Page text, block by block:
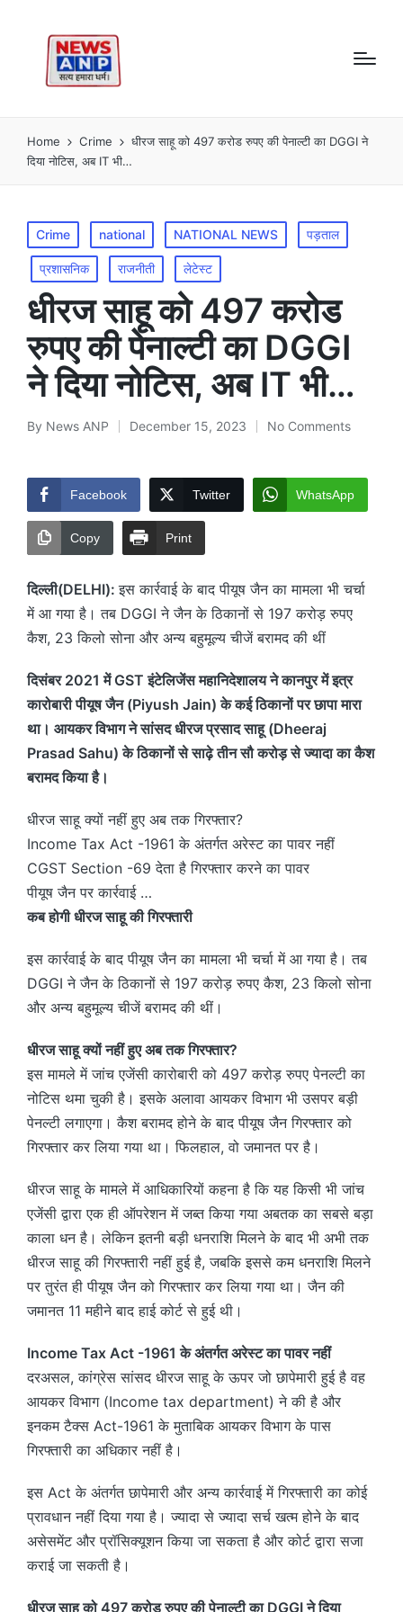
Home Crime
धीरज साहू को 497 करोड रुपए की पेनाल्टी का DGGI ने
दिया नोटिस, अब IT भी…
Posted
in
Crime national NATIONAL NEWS पड़ताल
प्रशासनिक राजनीती लेटेस्ट
धीरज साहू को 497 करोड
रुपए की पेनाल्टी का DGGI
ने दिया नोटिस, अब IT भी…
Posted
By News ANP December 15, 2023 No Comments
Facebook Twitter WhatsApp
Copy Print
दिल्ली(DELHI):इस कार्रवाई के बाद पीयूष जैन का मामला भी चर्चा
में आ गया है। तब DGGI ने जैन के ठिकानों से 197 करोड़ रुपए
कैश, 23 किलो सोना और अन्य बहुमूल्य चीजें बरामद की थीं
दिसंबर 2021 में GST इंटेलिजेंस महानिदेशालय ने कानपुर में इत्र
कारोबारी पीयूष जैन (Piyush Jain) के कई ठिकानों पर छापा मारा
था। आयकर विभाग ने सांसद धीरज प्रसाद साहू (Dheeraj
Prasad Sahu) के ठिकानों से साढ़े तीन सौ करोड़ से ज्यादा का कैश
बरामद किया है।
धीरज साहू क्यों नहीं हुए अब तक गिरफ्तार?
Income Tax Act -1961 के अंतर्गत अरेस्ट का पावर नहीं
CGST Section -69 देता है गिरफ्तार करने का पावर
पीयूष जैन पर कार्रवाई …
कब होगी धीरज साहू की गिरफ्तारी
इस कार्रवाई के बाद पीयूष जैन का मामला भी चर्चा में आ गया है। तब
DGGI ने जैन के ठिकानों से 197 करोड़ रुपए कैश, 23 किलो सोना
और अन्य बहुमूल्य चीजें बरामद की थीं।
धीरज साहू क्यों नहीं हुए अब तक गिरफ्तार?
इस मामले में जांच एजेंसी कारोबारी को 497 करोड़ रुपए पेनल्टी का
नोटिस थमा चुकी है। इसके अलावा आयकर विभाग भी उसपर बड़ी
पेनल्टी लगाएगा। कैश बरामद होने के बाद पीयूष जैन गिरफ्तार को
गिरफ्तार कर लिया गया था। फिलहाल, वो जमानत पर है।
धीरज साहू के मामले में आधिकारियों कहना है कि यह किसी भी जांच
एजेंसी द्वारा एक ही ऑपरेशन में जब्त किया गया अबतक का सबसे बड़ा
काला धन है। लेकिन इतनी बड़ी धनराशि मिलने के बाद भी अभी तक
धीरज साहू की गिरफ्तारी नहीं हुई है, जबकि इससे कम धनराशि मिलने
पर तुरंत ही पीयूष जैन को गिरफ्तार कर लिया गया था। जैन की
जमानत 11 महीने बाद हाई कोर्ट से हुई थी।
Income Tax Act -1961 के अंतर्गत अरेस्ट का पावर नहीं
दरअसल, कांग्रेस सांसद धीरज साहू के ऊपर जो छापेमारी हुई है वह
आयकर विभाग (Income tax department) ने की है और
इनकम टैक्स Act-1961 के मुताबिक आयकर विभाग के पास
गिरफ्तारी का अधिकार नहीं है।
इस Act के अंतर्गत छापेमारी और अन्य कार्रवाई में गिरफ्तारी का कोई
प्रावधान नहीं दिया गया है। ज्यादा से ज्यादा सर्च खत्म होने के बाद
असेसमेंट और प्रॉसिक्यूशन किया जा सकता है और कोर्ट द्वारा सजा
कराई जा सकती है।
धीरज साहू को 497 करोड रुपए की पेनाल्टी का DGGI ने दिया